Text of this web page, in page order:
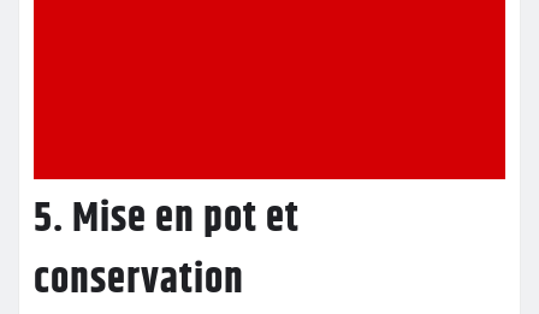
5. Mise en pot et
conservation